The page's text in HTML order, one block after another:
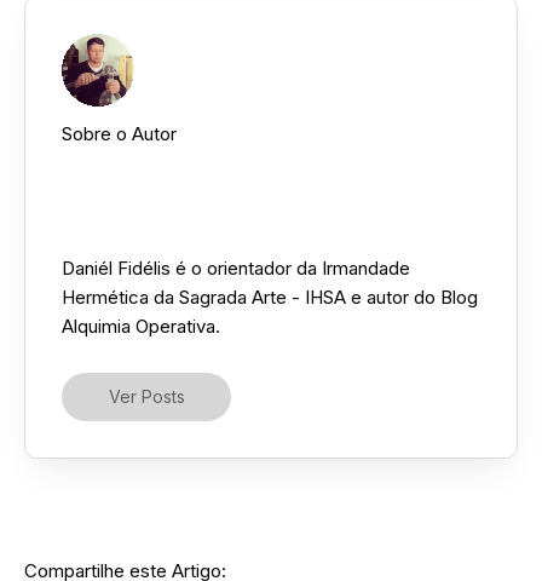
Sobre o Autor
Daniél Fidélis é o orientador da Irmandade
Hermética da Sagrada Arte - IHSA e autor do Blog
Alquimia Operativa.
Ver Posts
Compartilhe este Artigo: